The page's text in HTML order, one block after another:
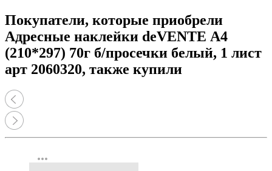
Покупатели, которые приобрели
Адресные наклейки deVENTE А4
(210*297) 70г б/просечки белый, 1 лист
арт 2060320, также купили
more_horiz